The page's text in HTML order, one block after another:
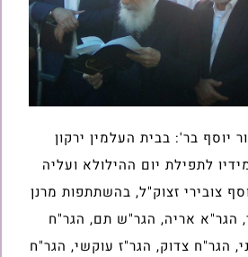
יוסף בר': בבית העלמין ירקון
לתפילת יום ההילולא ועליה
צובירי זצוק"ל, בהשתתפות מרנן
הגר"א אריה, הגר"ש תם, הגר"ח
הגר"ח צדוק, הגר"ז עוקשי, הגר"ח